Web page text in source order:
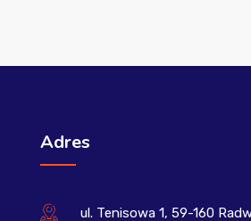
Adres
ul. Tenisowa 1, 59-160